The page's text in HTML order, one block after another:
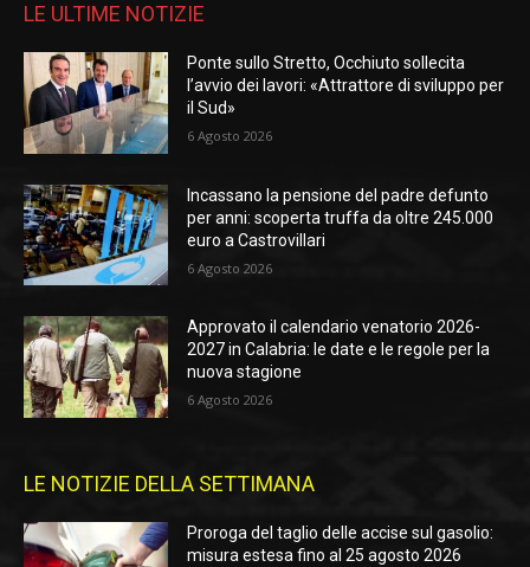
LE ULTIME NOTIZIE
Ponte sullo Stretto, Occhiuto sollecita
l’avvio dei lavori: «Attrattore di sviluppo per
il Sud»
6 Agosto 2026
Incassano la pensione del padre defunto
per anni: scoperta truffa da oltre 245.000
euro a Castrovillari
6 Agosto 2026
Approvato il calendario venatorio 2026-
2027 in Calabria: le date e le regole per la
nuova stagione
6 Agosto 2026
LE NOTIZIE DELLA SETTIMANA
Proroga del taglio delle accise sul gasolio:
misura estesa fino al 25 agosto 2026